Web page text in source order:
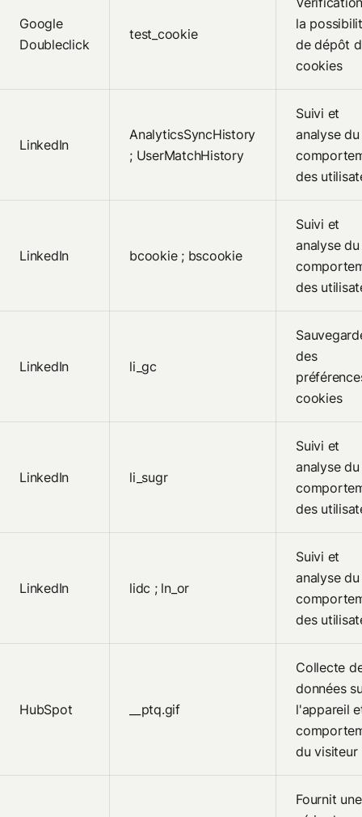
Google
Doubleclick
test_cookie
la
de dépôt
cookies
LinkedIn
AnalyticsSyncHistory
; UserMatchHistory
Suivi et
analyse du
des
LinkedIn bcookie ; bscookie
Suivi et
analyse du
des
LinkedIn li_gc
des
cookies
LinkedIn li_sugr
Suivi et
analyse du
des
LinkedIn lidc ; ln_or
Suivi et
analyse du
des
HubSpot __ptq.gif
Collecte
données
l'appareil
du visiteur
Fournit une